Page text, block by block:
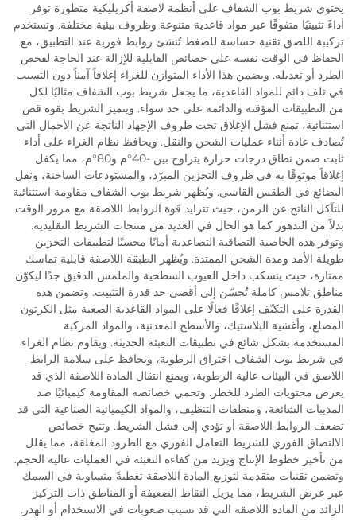
يحتوي شريط بوب الشفاف على أنظمة لاصقة أكريليكية متطورة توفر
أداءً تثبيتيًا متفوقًا عبر مواد قاعدية متنوعة وظروف بيئية مختلفة. وتستخدم
تركيبة اللصق تقنية حساسة للضغط تُنشئ روابط فورية عند التطبيق، مع
الحفاظ في الوقت نفسه على خصائص القابلية للإزالة عند الحاجة لفحص
الطرد أو تعديله. ويضمن هذا الأداء المتوازن للغراء إغلاقاً آمناً دون التسبب
في تلف دائم للمواد القاعدية، ما يجعل شريط بوب الشفاف مثاليًا لكل
من التطبيقات المؤقتة والدائمة على حد سواء. ويتميز الشريط بقوة قص
استثنائية، تمنع فشل الإغلاق تحت ظروف الإجهاد الناتجة عن الأحمال التي
تُصادف عادة أثناء عمليات الشحن والنقل. ويحافظ نظام الغراء على أداء
ثابت ضمن نطاق درجات حرارة يتراوح بين -40°م و80°م، مما يكفل
إغلاقاً موثوقًا به في ظروف التخزين المبرّد، والمستودعات الساخنة، ونقل
البضائع في الطقس القاسي. ويُظهر شريط بوب الشفاف مقاومة استثنائية
للتآكل الناتج عن الزمن، حيث تتزايد قوة الروابط اللاصقة مع مرور الوقت
بدلاً من التدهور كما هو الحال في العديد من منتجات الشريط التقليدية.
وتوفر هذه الخاصية التصاقية التصاعدية أمانًا محسنًا لتطبيقات التخزين
طويلة الأمد ومدة الشحن الممتدة. ويُظهر الطبقة اللاصقة قابلية تماسك
ممتازة، حيث ينسكب داخل العيوب السطحية والملمس الدقيق جدًا ليكوّن
مناطق تلامس كاملة تُحسّن إلى أقصى حد قدرة التثبيت. وتضمن هذه
القدرة على التكيّف إغلاقًا فعالًا على المواد القاعدية الصعبة مثل الكرتون
المضلع، وأغشية البلاستيك، والأسطح المعدنية، والمواد المركبة
المستخدمة بشكل شائع في تطبيقات التعبئة الحديثة. ويقاوم نظام الغراء
في شريط بوب الشفاف اختراق الرطوبة، ويحافظ على سلامة الرابط
اللاصق في البيئات عالية الرطوبة، ويمنع انتقال المادة اللاصقة الذي قد
يعرض محتويات الطرد للخطر. وتحمي خصائصه المقاومة كيميائيًا ضد
المذيبات الشائعة، ومنظفات التنظيف، والمواد الكيميائية الصناعية التي قد
تضعف الروابط اللاصقة أو تؤدي إلى فشل الشريط. وتتيح خصائص
الالتصاق الفوري للشريط التعامل الفوري مع الطرود المغلقة، مما يقلل
من تأخير خطوط الإنتاج ويزيد من كفاءة التعبئة في العمليات عالية الحجم.
وتضمن تقنيات متقدمة لتوزيع المادة اللاصقة تغطيةً متساوية في السمك
عبر عرض الشريط، مما يزيل النقاط الضعيفة أو المناطق ذات التركيز
الزائد من المادة اللاصقة التي قد تسبب صعوبات في الاستخدام أو الهدر.